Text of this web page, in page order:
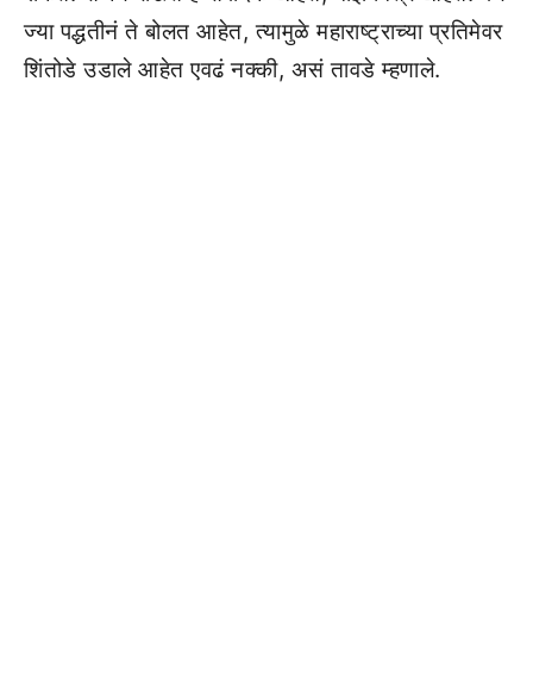
ज्या पद्धतीनं ते बोलत आहेत, त्यामुळे महाराष्ट्राच्या प्रतिमेवर
शिंतोडे उडाले आहेत एवढं नक्की, असं तावडे म्हणाले.